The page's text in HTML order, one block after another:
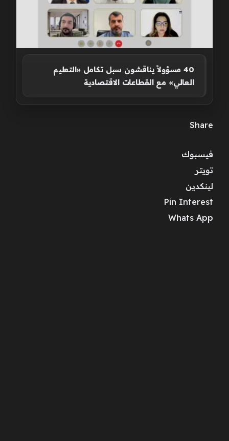
40 مسؤولاً يناقشون سبل تكامل «التعليم
العالي» مع القطاعات الاقتصادية
Share
فيسبوك
تويتر
لينكدين
Pin Interest
Whats App